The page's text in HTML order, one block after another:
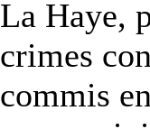
La Haye,
crimes
commis